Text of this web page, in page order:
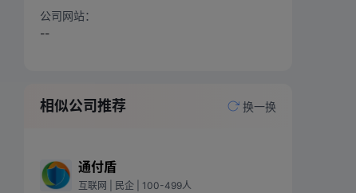
公司网站：
--
相似公司推荐 换一换
通付盾
互联网 | 民企 | 100-499人